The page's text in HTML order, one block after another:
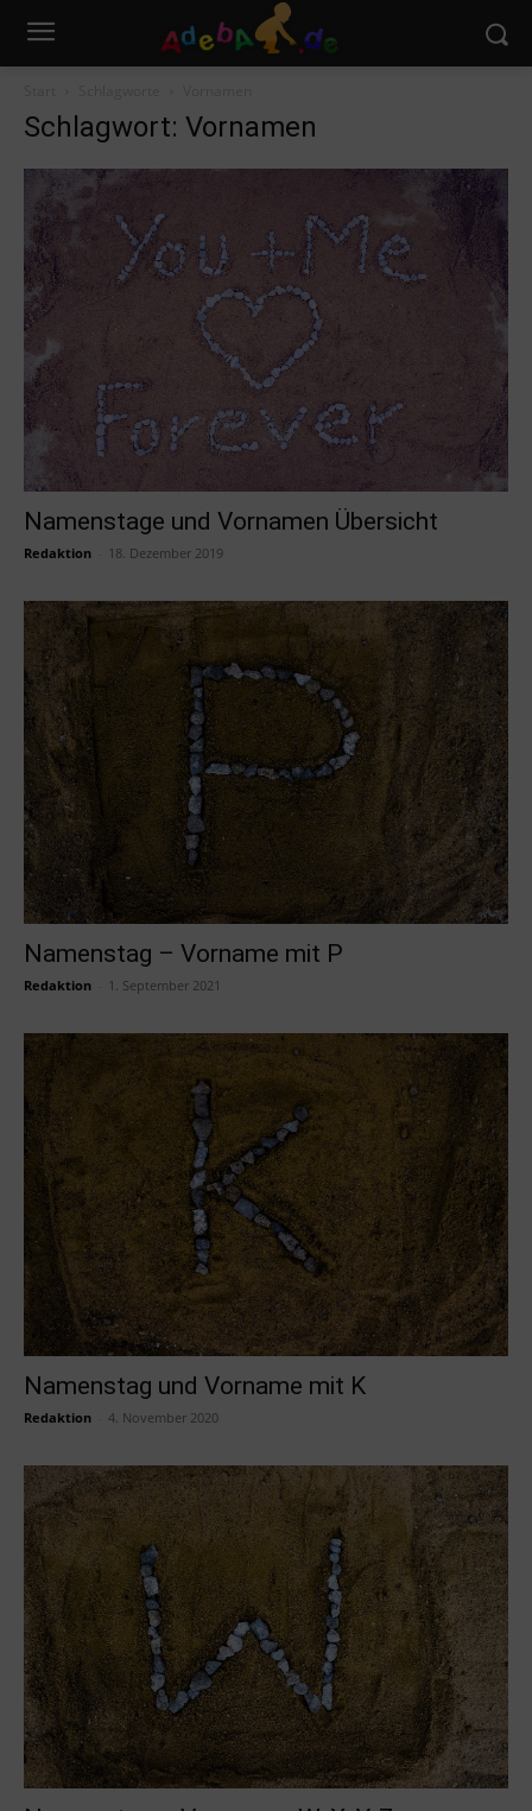
Schlagwort: Vornamen
Namenstage und Vornamen Übersicht
Redaktion 18. Dezember 2019
Namenstag – Vorname mit P
Redaktion 1. September 2021
Namenstag und Vorname mit K
Redaktion 4. November 2020